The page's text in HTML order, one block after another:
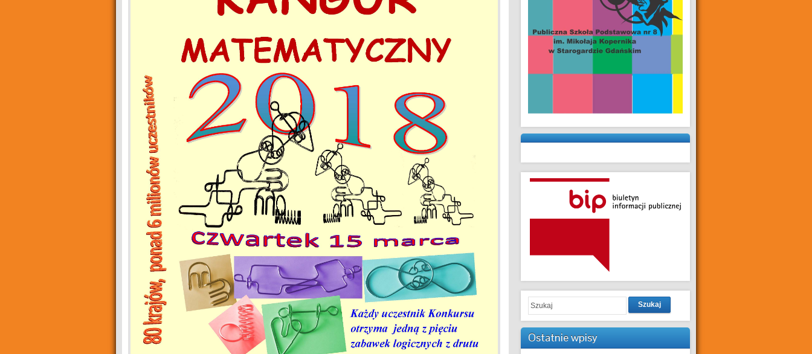
Szukaj
Ostatnie wpisy